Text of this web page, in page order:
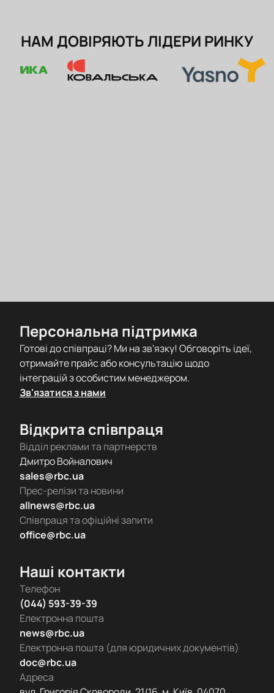
НАМ ДОВІРЯЮТЬ ЛІДЕРИ РИНКУ
Персональна підтримка
Готові до співпраці? Ми на зв'язку! Обговоріть ідеї,
отримайте прайс або консультацію щодо
інтеграцій з особистим менеджером.
Зв'язатися з нами
Відкрита співпраця
Відділ реклами та партнерств
Дмитро Войналович
sales@rbc.ua
Прес-релізи та новини
allnews@rbc.ua
Співпраця та офіційні запити
office@rbc.ua
Наші контакти
Телефон
(044) 593-39-39
Електронна пошта
news@rbc.ua
Електронна пошта (для юридичних документів)
doc@rbc.ua
Адреса